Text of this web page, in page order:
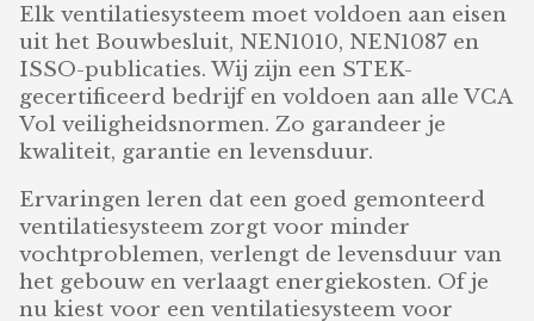
Elk ventilatiesysteem moet voldoen aan eisen
uit het Bouwbesluit, NEN1010, NEN1087 en
ISSO-publicaties. Wij zijn een STEK-
gecertificeerd bedrijf en voldoen aan alle VCA
Vol veiligheidsnormen. Zo garandeer je
kwaliteit, garantie en levensduur.
Ervaringen leren dat een goed gemonteerd
ventilatiesysteem zorgt voor minder
vochtproblemen, verlengt de levensduur van
het gebouw en verlaagt energiekosten. Of je
nu kiest voor een ventilatiesysteem voor